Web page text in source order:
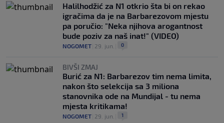
Halilhodžić za N1 otkrio šta bi on rekao
igračima da je na Barbarezovom mjestu
pa poručio: "Neka njihova arogantnost
bude poziv za naš inat!" (VIDEO)
NOGOMET 29. jun. 0
BIVŠI ZMAJ
Burić za N1: Barbarezov tim nema limita,
nakon što selekcija sa 3 miliona
stanovnika ode na Mundijal - tu nema
mjesta kritikama!
NOGOMET 29. jun. 1